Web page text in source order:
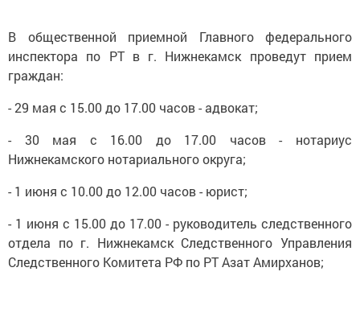
В общественной приемной Главного федерального
инспектора по РТ в г. Нижнекамск проведут прием
граждан:
- 29 мая с 15.00 до 17.00 часов - адвокат;
- 30 мая с 16.00 до 17.00 часов - нотариус
Нижнекамского нотариального округа;
- 1 июня с 10.00 до 12.00 часов - юрист;
- 1 июня с 15.00 до 17.00 - руководитель следственного
отдела по г. Нижнекамск Следственного Управления
Следственного Комитета РФ по РТ Азат Амирханов;